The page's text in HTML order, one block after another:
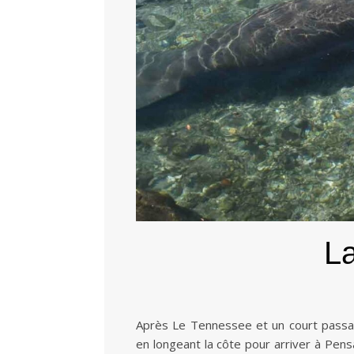
Après Le Tennessee et un court
en longeant la côte pour arriver à